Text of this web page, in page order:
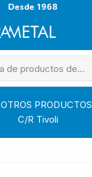
Desde 1968
OTROS PRODUCTOS
C/R Tivoli